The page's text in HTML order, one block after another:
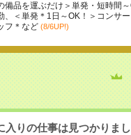
備品を運ぶだけ＞単発・短時間
、＜単発＊1日～OK！＞コンサ
フ＊など (8/6UP!)
入りの仕事は見つかりま